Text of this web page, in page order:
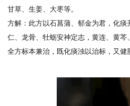
甘草、生姜、大枣等。
方解：此方以石菖蒲、郁金为君，化
仁、龙骨、牡蛎安神定志，黄连、黄
全方标本兼治，既化痰浊以治标，又健